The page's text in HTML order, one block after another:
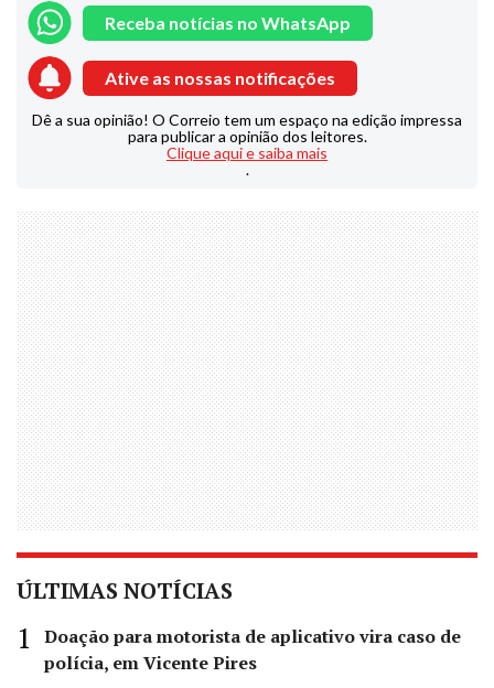
Receba notícias no WhatsApp
Ative as nossas notificações
Dê a sua opinião! O Correio tem um espaço na edição impressa
para publicar a opinião dos leitores.
Clique aqui e saiba mais
.
ÚLTIMAS NOTÍCIAS
Doação para motorista de aplicativo vira caso de
polícia, em Vicente Pires